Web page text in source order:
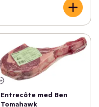
Entrecôte med Ben
Tomahawk